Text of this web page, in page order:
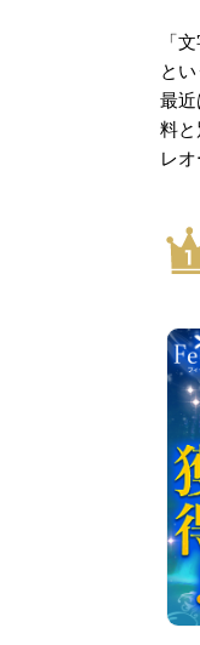
「
と
最
料
レ